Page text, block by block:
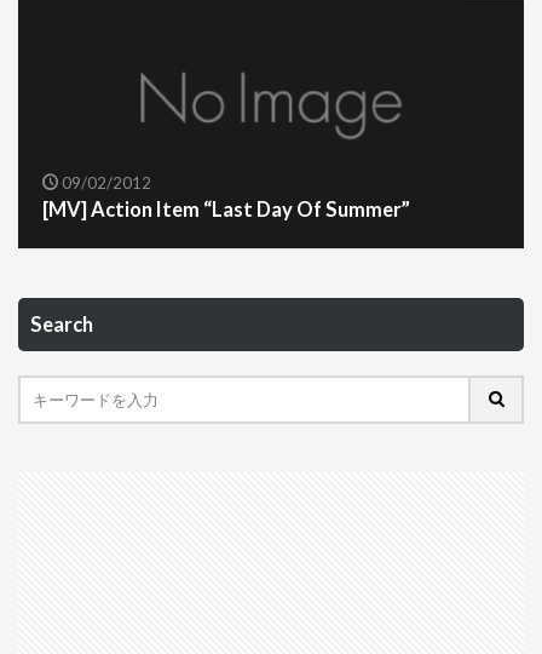
09/02/2012
[MV] Action Item “Last Day Of Summer”
Search